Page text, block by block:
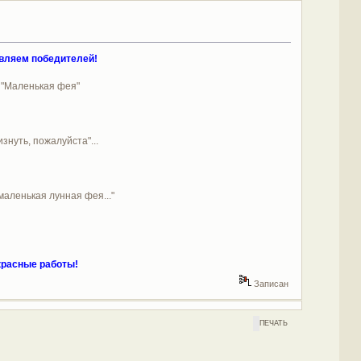
победителей!
фея"
пожалуйста"...
лунная фея..."
работы!
Записан
ПЕЧАТЬ